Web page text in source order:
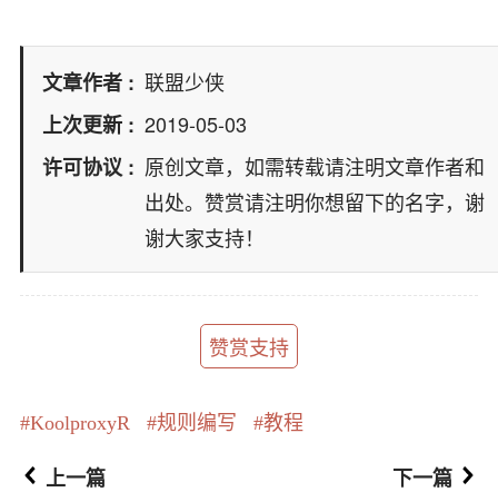
文章作者
联盟少侠
上次更新
2019-05-03
许可协议
原创文章，如需转载请注明文章作者和
出处。赞赏请注明你想留下的名字，谢
谢大家支持！
赞赏支持
KoolproxyR 规则编写 教程
上一篇 下一篇